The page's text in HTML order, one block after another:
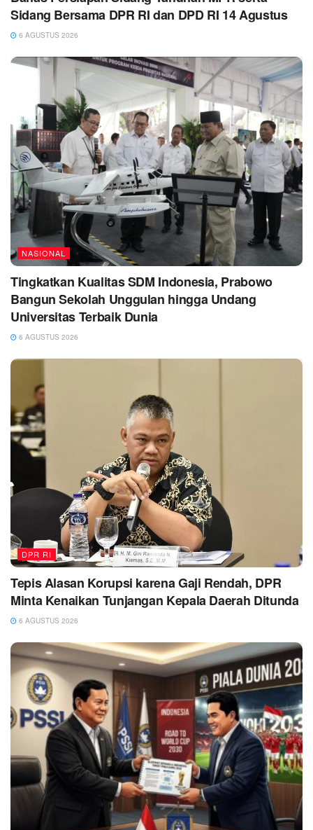
Sidang Bersama DPR RI dan DPD RI 14 Agustus
6 AGUSTUS 2026
NASIONAL
Tingkatkan Kualitas SDM Indonesia, Prabowo
Bangun Sekolah Unggulan hingga Undang
Universitas Terbaik Dunia
6 AGUSTUS 2026
DPR RI
Tepis Alasan Korupsi karena Gaji Rendah, DPR
Minta Kenaikan Tunjangan Kepala Daerah Ditunda
6 AGUSTUS 2026